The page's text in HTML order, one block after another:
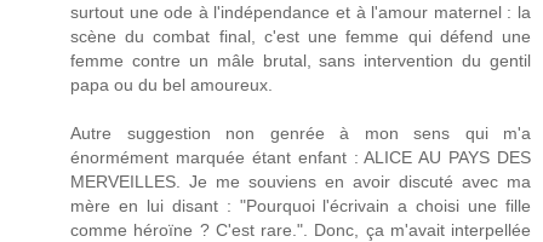
surtout une ode à l'indépendance et à l'amour maternel : la
scène du combat final, c'est une femme qui défend une
femme contre un mâle brutal, sans intervention du gentil
papa ou du bel amoureux.
Autre suggestion non genrée à mon sens qui m'a
énormément marquée étant enfant : ALICE AU PAYS DES
MERVEILLES. Je me souviens en avoir discuté avec ma
mère en lui disant : "Pourquoi l'écrivain a choisi une fille
comme héroïne ? C'est rare.". Donc, ça m'avait interpellée